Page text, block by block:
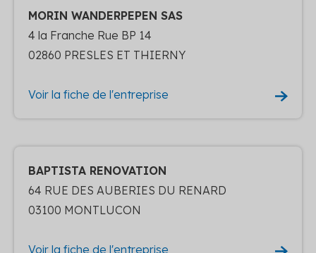
MORIN WANDERPEPEN SAS
4 la Franche Rue BP 14
02860 PRESLES ET THIERNY
Voir la fiche de l'entreprise
BAPTISTA RENOVATION
64 RUE DES AUBERIES DU RENARD
03100 MONTLUCON
Voir la fiche de l'entreprise